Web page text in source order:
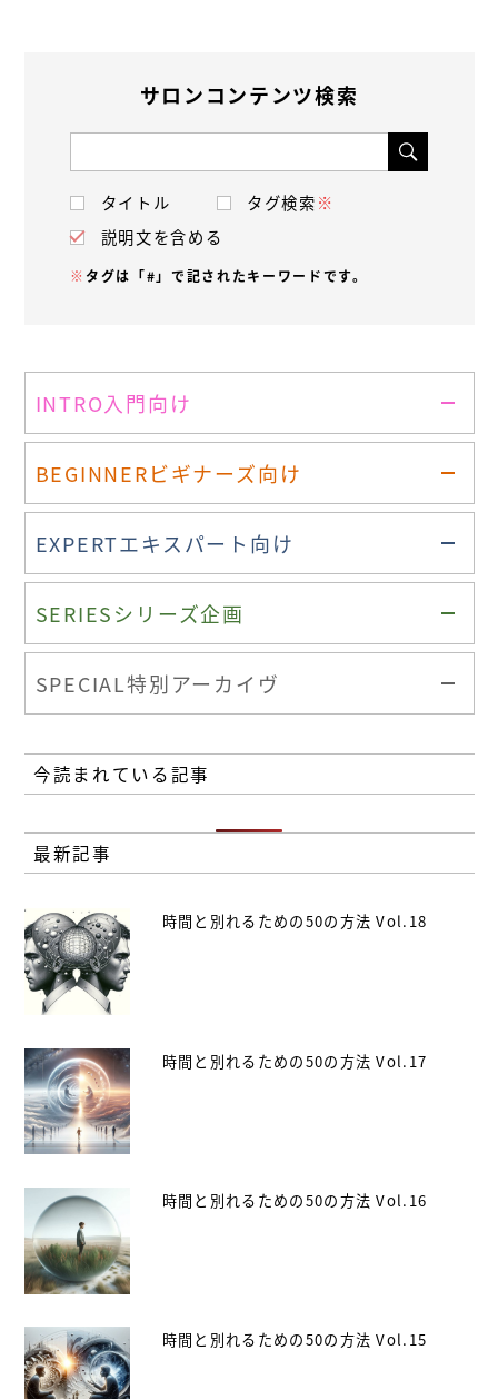
サロンコンテンツ検索
タイトル タグ検索※
説明文を含める
※ タグは「#」で記されたキーワードです。
INTRO入門向け
BEGINNERビギナーズ向け
EXPERTエキスパート向け
SERIESシリーズ企画
SPECIAL特別アーカイヴ
今読まれている記事
最新記事
時間と別れるための50の方法 Vol.18
時間と別れるための50の方法 Vol.17
時間と別れるための50の方法 Vol.16
時間と別れるための50の方法 Vol.15